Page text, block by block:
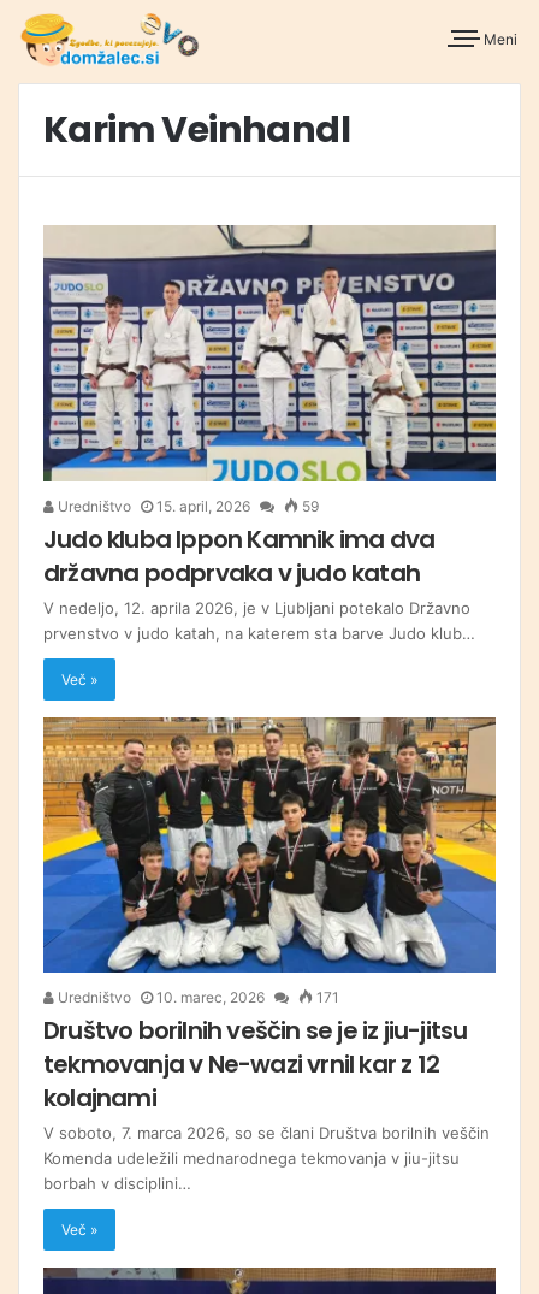
Meni
Karim Veinhandl
Uredništvo 15. april, 2026 59
Judo kluba Ippon Kamnik ima dva
državna podprvaka v judo katah
V nedeljo, 12. aprila 2026, je v Ljubljani potekalo Državno
prvenstvo v judo katah, na katerem sta barve Judo klub…
Več »
Uredništvo 10. marec, 2026 171
Društvo borilnih veščin se je iz jiu-jitsu
tekmovanja v Ne-wazi vrnil kar z 12
kolajnami
V soboto, 7. marca 2026, so se člani Društva borilnih veščin
Komenda udeležili mednarodnega tekmovanja v jiu-jitsu
borbah v disciplini…
Več »